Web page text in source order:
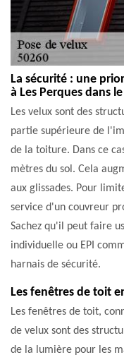
La sécurité : une
à Les Perques dans
Les velux sont des
partie supérieure de
de la toiture. Dans ce
mètres du sol. Cela
aux glissades. Pour
service d'un couvreur
Sachez qu'il peut faire
individuelle ou EPI
harnais de sécurité.
Les fenêtres de toit
Les fenêtres de toit,
de velux sont des
de la lumière pour les